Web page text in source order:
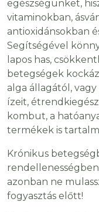
egészségünket,
vitaminokban,
antioxidánsokban
Segítségével
lapos has,
betegségek
alga állagától,
ízeit,
kombut, a
termékek is
Krónikus
azonban ne
fogyasztás előtt!